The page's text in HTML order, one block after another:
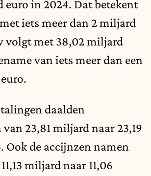
euro in 2024. Dat betekent
iets meer dan 2 miljard
volgt met 38,02 miljard
van iets meer dan een
daalden
van 23,81 miljard naar 23,19
Ook de accijnzen namen
miljard naar 11,06